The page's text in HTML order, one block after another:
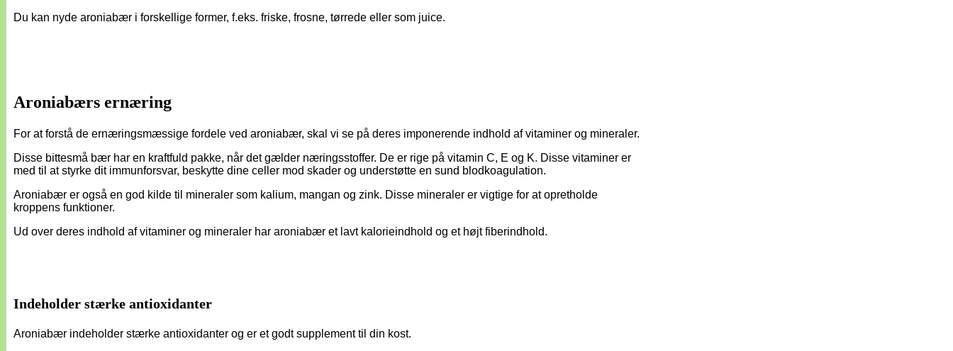
Du kan nyde aroniabær i forskellige former, f.eks. friske, frosne, tørrede eller som juice.
Aroniabærs ernæring
For at forstå de ernæringsmæssige fordele ved aroniabær, skal vi se på deres imponerende indhold af vitaminer og mineraler.
Disse bittesmå bær har en kraftfuld pakke, når det gælder næringsstoffer. De er rige på vitamin C, E og K. Disse vitaminer er
med til at styrke dit immunforsvar, beskytte dine celler mod skader og understøtte en sund blodkoagulation.
Aroniabær er også en god kilde til mineraler som kalium, mangan og zink. Disse mineraler er vigtige for at opretholde
kroppens funktioner.
Ud over deres indhold af vitaminer og mineraler har aroniabær et lavt kalorieindhold og et højt fiberindhold.
Indeholder stærke antioxidanter
Aroniabær indeholder stærke antioxidanter og er et godt supplement til din kost.